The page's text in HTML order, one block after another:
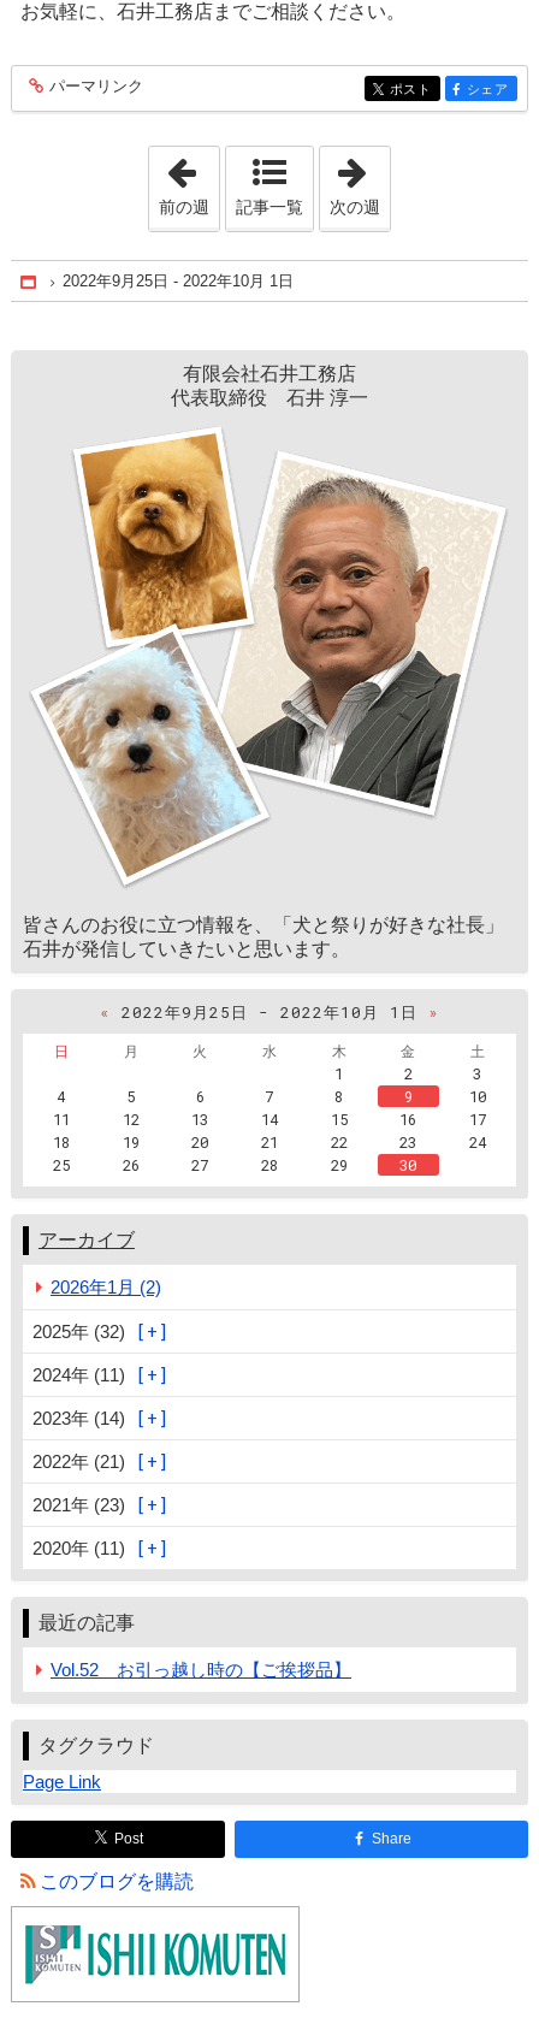
お気軽に、石井工務店までご相談ください。
entry246
パーマリンク entry246
ポスト entry246
シェア
「2022年9月 4日 - 2022年9月10日」
前の週 記事一覧 次の週
Home
2022年9月25日 - 2022年10月 1日
有限会社石井工務店
代表取締役 石井 淳一
皆さんのお役に立つ情報を、「犬と祭りが好きな社長」
石井が発信していきたいと思います。
« 2022年9月25日 - 2022年10月 1日
»
日
月 火 水 木 金
土
1
2
3
4
5 6 7 8 9
10
11
12 13 14 15 16
17
18
19 20 21 22 23
24
25
26 27 28 29 30
アーカイブ
2026年1月 (2)
2025年 (32)
2024年 (11)
2023年 (14)
2022年 (21)
2021年 (23)
2020年 (11)
最近の記事
Vol.52 お引っ越し時の【ご挨拶品】
タグクラウド
Page Link
Post Share
このブログを購読